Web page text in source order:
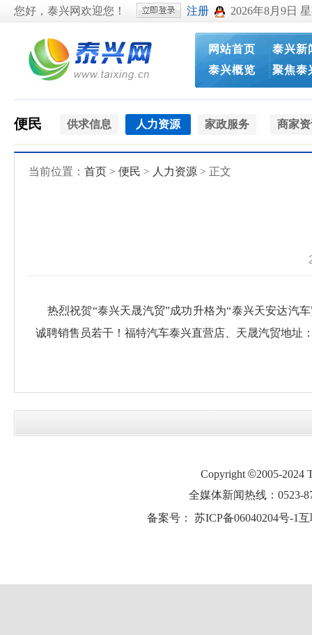
您好，泰兴网欢迎您！ 注册 2026年8月9日
网站首页
泰兴概览
泰兴新
聚焦泰
便民 供求信息 人力资源 家政服务 商家
当前位置： 首页 > 便民 > 人力资源 > 正文
热烈祝贺“泰兴天晟汽贸”成功升格为“泰兴天安达汽
诚聘销售员若干！福特汽车泰兴直营店、天晟汽贸地址
Copyright ©2005-2024
全媒体新闻热线：0523-
备案号： 苏ICP备06040204号-1互